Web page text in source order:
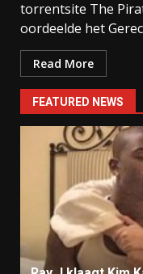
torrentsite The
oordeelde het
Read More
FEATURED NEWS